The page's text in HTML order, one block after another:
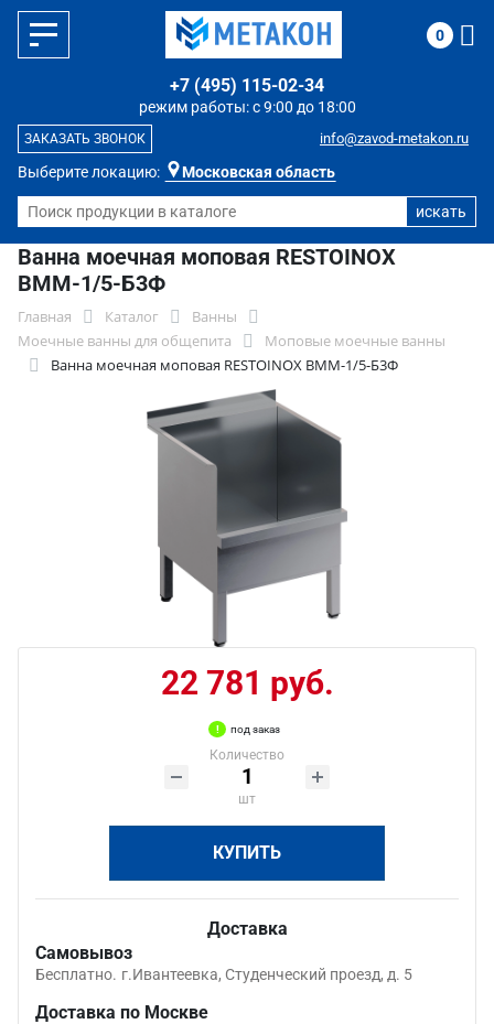
Выберите локацию: Московская область
режим работы: с 9:00 до 18:00
+7 (495) 115-02-34
info@zavod-metakon.ru
ЗАКАЗАТЬ ЗВОНОК
0
Ванна моечная моповая RESTOINOX
ВММ-1/5-Б3Ф
Главная Каталог
Ванны
Моечные ванны для общепита
Моповые моечные ванны
Ванна моечная моповая RESTOINOX ВММ-1/5-Б3Ф
22 781 руб.
под заказ
Количество
шт
КУПИТЬ
Доставка
Самовывоз
Бесплатно. г.Ивантеевка, Студенческий проезд, д. 5
Доставка по Москве